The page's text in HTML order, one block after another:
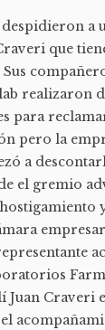
a
que
realizaron
para
pero la
a
el gremio
Juan Craveri